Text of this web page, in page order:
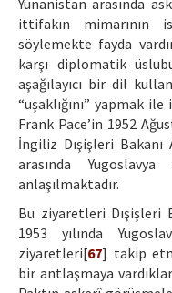
Yunanistan arasında
ittifakın mimarının
söylemekte fayda
karşı diplomatik
aşağılayıcı bir dil
“uşaklığını” yapmak
Frank Pace’in 1952
İngiliz Dışişleri
arasında Yugoslavya
anlaşılmaktadır.
Bu ziyaretleri Dışişleri
1953 yılında
ziyaretleri[67] takip
bir antlaşmaya